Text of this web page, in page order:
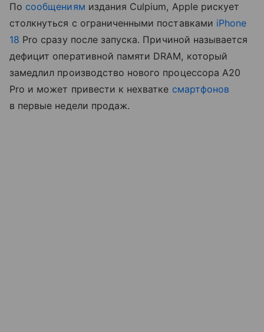
По сообщениям издания Culpium, Apple рискует
столкнуться с ограниченными поставками iPhone
18 Pro сразу после запуска. Причиной называется
дефицит оперативной памяти DRAM, который
замедлил производство нового процессора A20
Pro и может привести к нехватке смартфонов
в первые недели продаж.